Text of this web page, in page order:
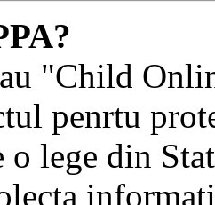
"Child
penrtu
o lege din